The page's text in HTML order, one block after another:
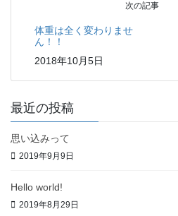
次の記事
体重は全く変わりませ
ん！！
2018年10月5日
最近の投稿
思い込みって
2019年9月9日
Hello world!
2019年8月29日